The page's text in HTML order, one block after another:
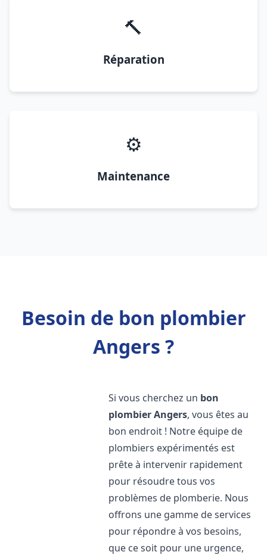
🔨
Réparation
⚙️
Maintenance
Besoin de bon plombier
Angers ?
Si vous cherchez un bon
plombierAngers, vous êtes au
bon endroit ! Notre équipe de
plombiers expérimentés est
prête à intervenir rapidement
pour résoudre tous vos
problèmes de plomberie. Nous
offrons une gamme de services
pour répondre à vos besoins,
que ce soit pour une urgence,